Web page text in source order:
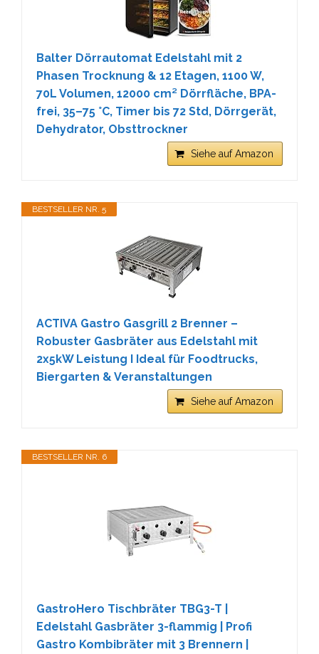
Balter Dörrautomat Edelstahl mit 2
Phasen Trocknung & 12 Etagen, 1100 W,
70L Volumen, 12000 cm² Dörrfläche, BPA-
frei, 35–75 °C, Timer bis 72 Std, Dörrgerät,
Dehydrator, Obsttrockner
Siehe auf Amazon
BESTSELLER NR. 5
ACTIVA Gastro Gasgrill 2 Brenner –
Robuster Gasbräter aus Edelstahl mit
2x5kW Leistung I Ideal für Foodtrucks,
Biergarten & Veranstaltungen
Siehe auf Amazon
BESTSELLER NR. 6
GastroHero Tischbräter TBG3-T |
Edelstahl Gasbräter 3-flammig | Profi
Gastro Kombibräter mit 3 Brennern |